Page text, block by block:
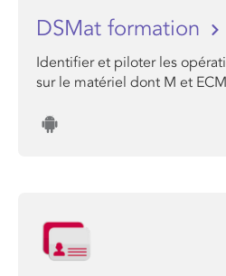
DSMat formation
Identifier et piloter les
sur le matériel dont M et ECM